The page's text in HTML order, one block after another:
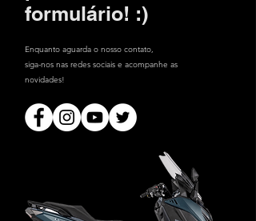
formulário! :)
Enquanto aguarda o nosso contato,
siga-nos nas redes sociais e acompanhe as
novidades!